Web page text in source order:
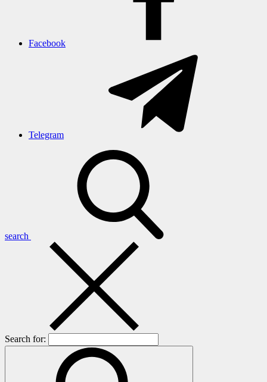
Facebook
Telegram
search
Search for: